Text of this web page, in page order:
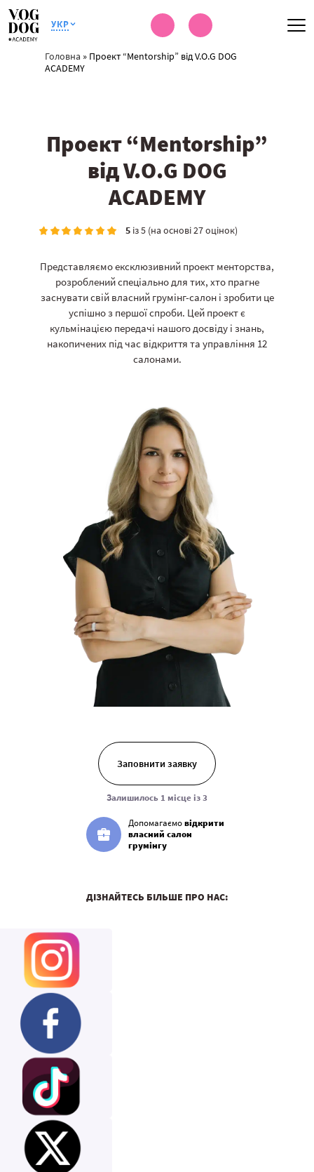
УКР
Головна » Проект “Mentorship” від V.O.G DOG
ACADEMY
Проект “Mentorship”
від V.O.G DOG
ACADEMY
5 із 5 (на основі 27 оцінок)
Представляємо ексклюзивний проект менторства,
розроблений спеціально для тих, хто прагне
заснувати свій власний грумінг-салон і зробити це
успішно з першої спроби. Цей проект є
кульмінацією передачі нашого досвіду і знань,
накопичених під час відкриття та управління 12
салонами.
Заповнити заявку
Залишилось 1 місце із 3
Допомагаємовідкрити
власний салон
грумінгу
ДІЗНАЙТЕСЬ БІЛЬШЕ ПРО НАС: